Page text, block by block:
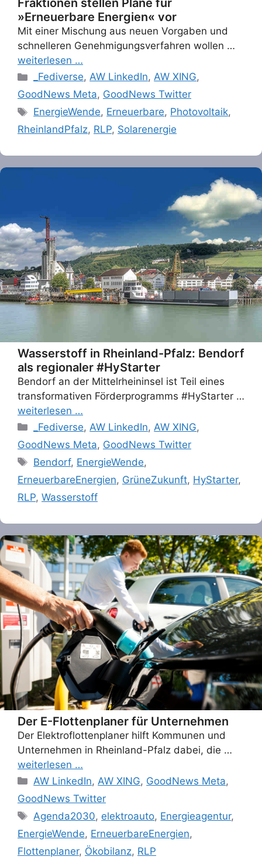
Fraktionen stellen Pläne für
»Erneuerbare Energien« vor
Mit einer Mischung aus neuen Vorgaben und
schnelleren Genehmigungsverfahren wollen …
weiterlesen …
Categories
_Fediverse,AW LinkedIn,AW XING,
GoodNews Meta, GoodNews Twitter
Tags
EnergieWende, Erneuerbare, Photovoltaik,
RheinlandPfalz, RLP, Solarenergie
Wasserstoff in Rheinland-Pfalz: Bendorf
als regionaler #HyStarter
Bendorf an der Mittelrheininsel ist Teil eines
transformativen Förderprogramms #HyStarter …
weiterlesen …
Categories
_Fediverse,AW LinkedIn,AW XING,
GoodNews Meta, GoodNews Twitter
Tags
Bendorf, EnergieWende,
ErneuerbareEnergien, GrüneZukunft, HyStarter,
RLP, Wasserstoff
Der E-Flottenplaner für Unternehmen
Der Elektroflottenplaner hilft Kommunen und
Unternehmen in Rheinland-Pfalz dabei, die …
weiterlesen …
Categories
AW LinkedIn,AW XING, GoodNews Meta,
GoodNews Twitter
Tags
Agenda2030, elektroauto, Energieagentur,
EnergieWende, ErneuerbareEnergien,
Flottenplaner, Ökobilanz, RLP